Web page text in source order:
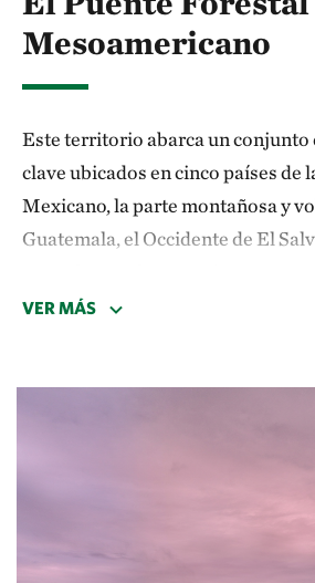
Mesoamericano
Este territorio abarca un conjunto
clave ubicados en cinco países de
Mexicano, la parte montañosa y
Guatemala, el Occidente de El
contiene bosques de pino-encino y
incrementa su relevancia para la
conectividad de la diversidad
VER MÁS